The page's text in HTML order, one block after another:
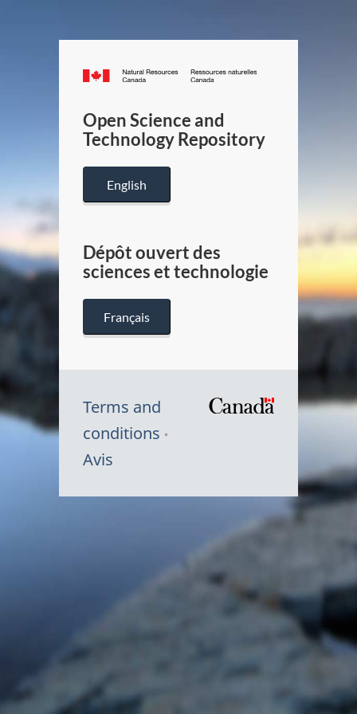
Canada.ca
/
Canada
Open Science and
Technology Repository
English
Dépôt ouvert des
sciences et technologie
Français
Terms and
conditions
Avis
du